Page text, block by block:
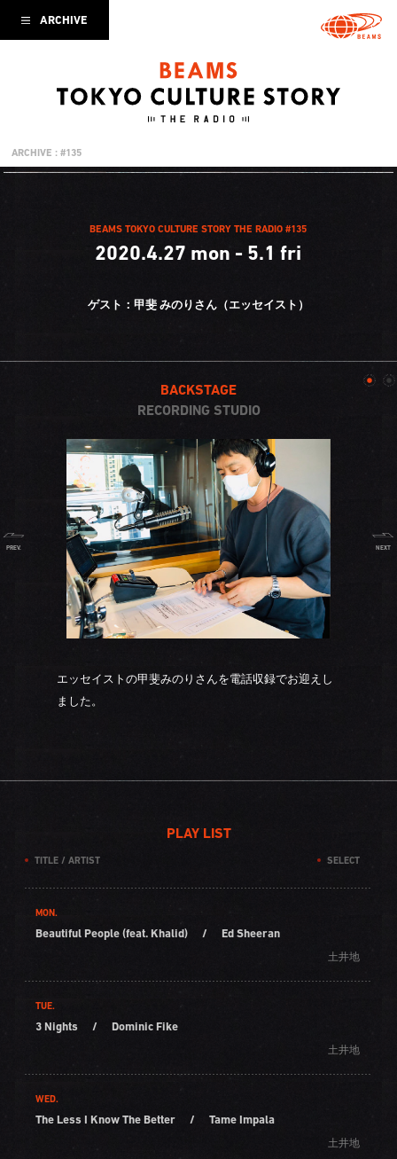
ARCHIVE
ARCHIVE : #135
BEAMS TOKYO CULTURE STORY THE RADIO #135
2020.4.27 mon - 5.1 fri
ゲスト：甲斐 みのりさん（エッセイスト）
BACKSTAGE
RECORDING STUDIO
エッセイストの甲斐みのりさんを電話収録でお迎えし
ました。
PREV. NEXT
PLAY LIST
TITLE / ARTIST SELECT
MON.
Beautiful People (feat. Khalid) / Ed Sheeran
土井地
TUE.
3 Nights / Dominic Fike
土井地
WED.
The Less I Know The Better / Tame Impala
土井地